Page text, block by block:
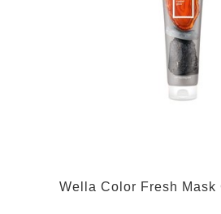
Wella Color Fresh Mask